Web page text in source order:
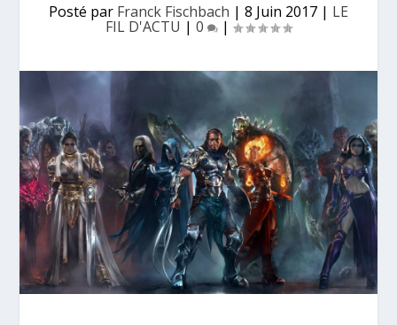
Posté par Franck Fischbach | 8 Juin 2017 | LE
FIL D'ACTU | 0 |